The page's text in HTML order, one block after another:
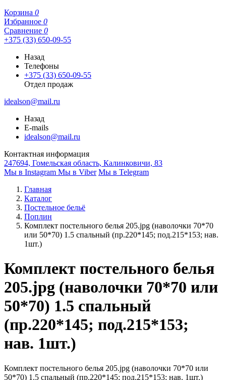
Корзина 0
Избранное 0
Сравнение 0
+375 (33) 650-09-55
Назад
Телефоны
+375 (33) 650-09-55
Отдел продаж
idealson@mail.ru
Назад
E-mails
idealson@mail.ru
Контактная информация
247694, Гомельская область, Калинковичи, 83
Мы в Instagram Мы в Viber Мы в Telegram
Главная
Каталог
Постельное бельё
Поплин
Комплект постельного белья 205.jpg (наволочки 70*70
или 50*70) 1.5 спальный (пр.220*145; под.215*153; нав.
1шт.)
Комплект постельного белья
205.jpg (наволочки 70*70 или
50*70) 1.5 спальный
(пр.220*145; под.215*153;
нав. 1шт.)
Комплект постельного белья 205.jpg (наволочки 70*70 или
50*70) 1.5 спальный (пр.220*145; под.215*153; нав. 1шт.)